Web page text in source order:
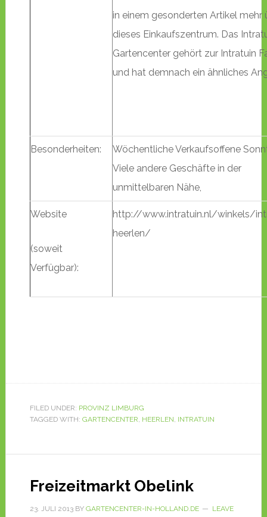
in einem gesonderten Artikel mehr
dieses Einkaufszentrum. Das
Gartencenter gehört zur Intratuin
und hat demnach ein ähnliches
Besonderheiten:
Wöchentliche Verkaufsoffene
Viele andere Geschäfte in der
unmittelbaren Nähe,
Website
(soweit
Verfügbar):
http://www.intratuin.nl/winkels/
heerlen/
FILED UNDER: PROVINZ LIMBURG
TAGGED WITH: GARTENCENTER, HEERLEN, INTRATUIN
Freizeitmarkt Obelink
23. JULI 2013BY GARTENCENTER-IN-HOLLAND.DE
LEAVE